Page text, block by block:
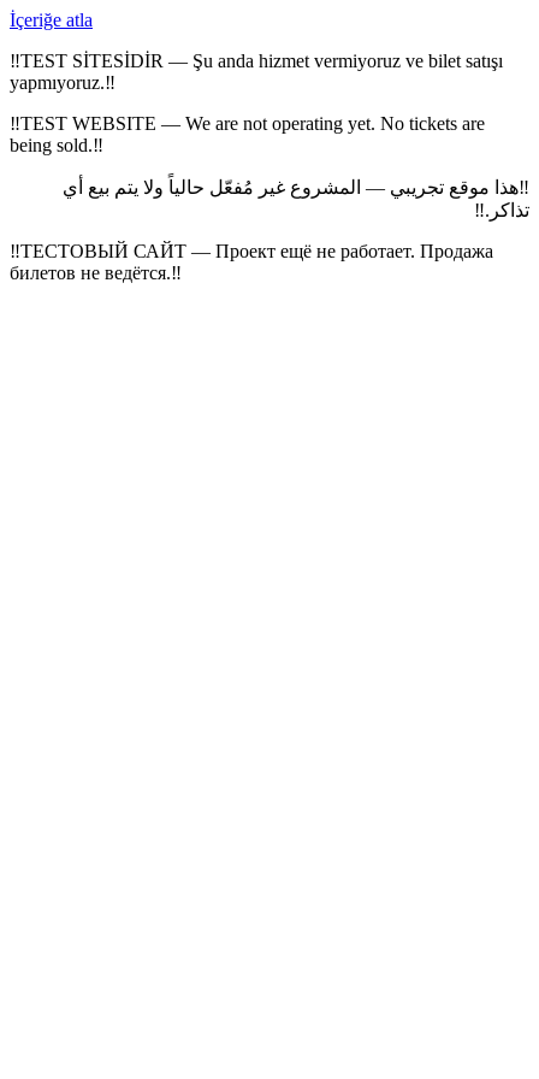
İçeriğe atla
‼TEST SİTESİDİR — Şu anda hizmet vermiyoruz ve bilet satışı
yapmıyoruz.‼
‼TEST WEBSITE — We are not operating yet. No tickets are
being sold.‼
‼هذا موقع تجريبي — المشروع غير مُفعّل حالياً ولا يتم بيع أي
تذاكر.‼
‼ТЕСТОВЫЙ САЙТ — Проект ещё не работает. Продажа
билетов не ведётся.‼